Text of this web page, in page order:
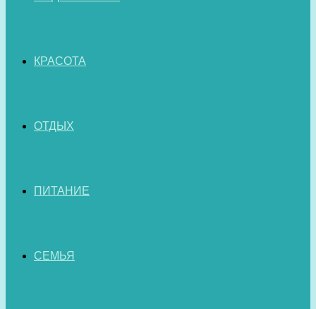
КРАСОТА
ОТДЫХ
ПИТАНИЕ
СЕМЬЯ